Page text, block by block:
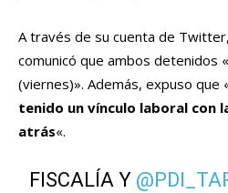
A través de su cuenta de
comunicó que ambos detenidos
(viernes)». Además, expuso que
tenido un vínculo laboral con
atrás«.
FISCALÍA Y